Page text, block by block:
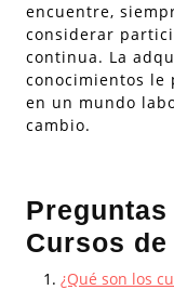
encuentre,
considerar
continua. La
conocimientos le
en un mundo
cambio.
Cursos
¿Qué son los